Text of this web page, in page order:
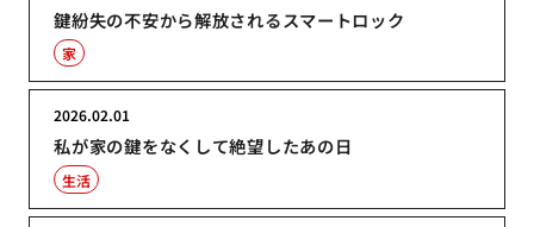
鍵紛失の不安から解放されるスマートロック
家
私が家の鍵をなくして絶望したあの日
2026.02.01
生活